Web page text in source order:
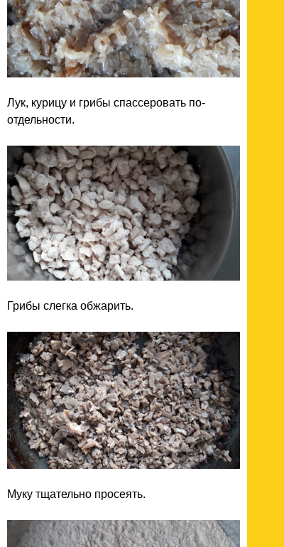
Лук, курицу и грибы спассеровать по-
отдельности.
Грибы слегка обжарить.
Муку тщательно просеять.